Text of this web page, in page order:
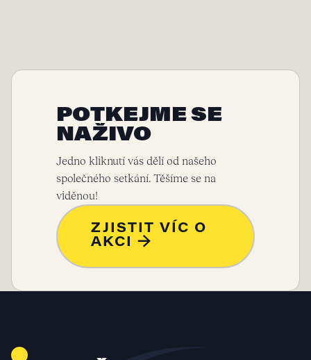
POTKEJME SE
NAŽIVO
Jedno kliknutí vás dělí od našeho
společného setkání. Těšíme se na
viděnou!
ZJISTIT VÍC O
AKCI →